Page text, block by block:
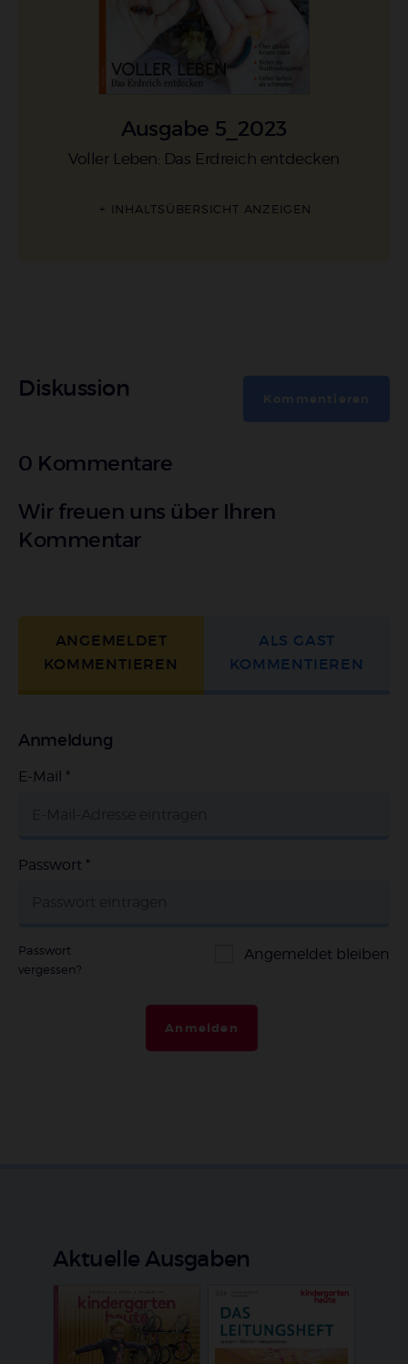
Ausgabe 5_2023
:
Voller Leben: Das Erdreich entdecken
INHALTSÜBERSICHT ANZEIGEN
Diskussion
0 Kommentare
Wir freuen uns über Ihren
Kommentar
ANGEMELDET
KOMMENTIEREN
ALS GAST
KOMMENTIEREN
Anmeldung
E-Mail *
Passwort *
Passwort
vergessen?
Angemeldet bleiben
Anmelden
Aktuelle Ausgaben